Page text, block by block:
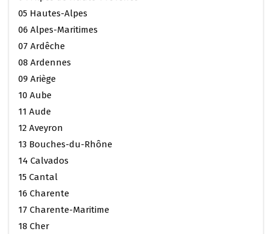
05 Hautes-Alpes
06 Alpes-Maritimes
07 Ardêche
08 Ardennes
09 Ariège
10 Aube
11 Aude
12 Aveyron
13 Bouches-du-Rhône
14 Calvados
15 Cantal
16 Charente
17 Charente-Maritime
18 Cher